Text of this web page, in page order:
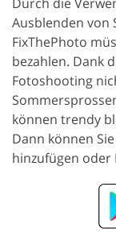
Ausblenden von
FixThePhoto
bezahlen. Dank
Fotoshooting
können trendy
Dann können
hinzufügen oder